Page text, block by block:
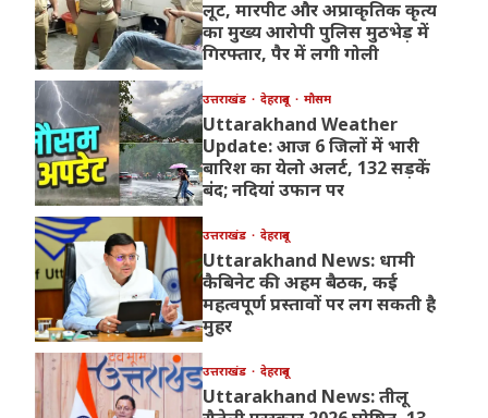
लूट, मारपीट और अप्राकृतिक कृत्य
का मुख्य आरोपी पुलिस मुठभेड़ में
गिरफ्तार, पैर में लगी गोली
उत्तराखंड देहरादून मौसम
Uttarakhand Weather
Update: आज 6 जिलों में भारी
बारिश का येलो अलर्ट, 132 सड़कें
बंद; नदियां उफान पर
उत्तराखंड देहरादून
Uttarakhand News: धामी
कैबिनेट की अहम बैठक, कई
महत्वपूर्ण प्रस्तावों पर लग सकती है
मुहर
उत्तराखंड देहरादून
Uttarakhand News: तीलू